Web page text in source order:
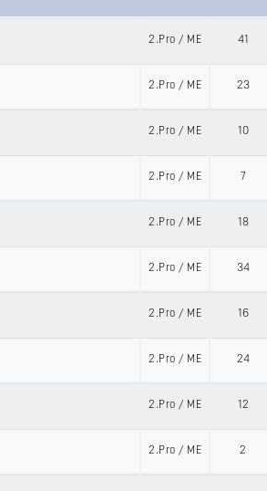
2.Pro / ME 41
2.Pro / ME 23
2.Pro / ME 10
2.Pro / ME 7
2.Pro / ME 18
2.Pro / ME 34
2.Pro / ME 16
2.Pro / ME 24
2.Pro / ME 12
2.Pro / ME 2